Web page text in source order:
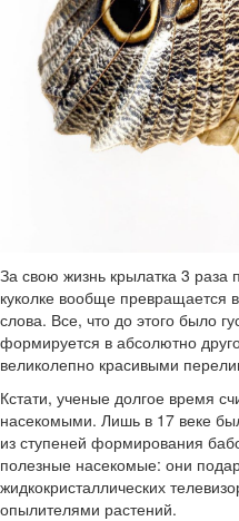
За свою жизнь крылатка 3
куколке вообще превращается
слова. Все, что до этого было
формируется в абсолютно
великолепно красивыми
Кстати, ученые долгое время
насекомыми. Лишь в 17 веке
из ступеней формирования
полезные насекомые: они
жидкокристаллических
опылителями растений.